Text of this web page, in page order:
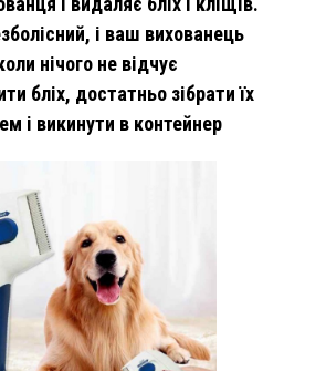
і ваш вихованець
нічого не відчує
бліх, достатньо зібрати їх
і викинути в контейнер